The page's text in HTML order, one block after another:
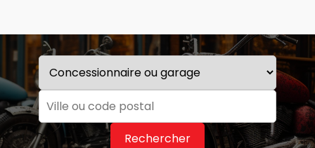
Rechercher